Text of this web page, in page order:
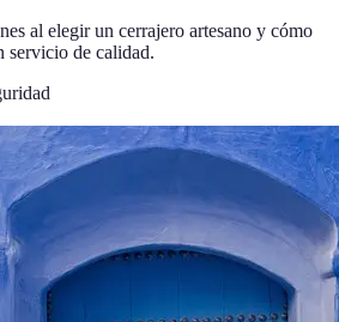
al elegir un cerrajero artesano y cómo
servicio de calidad.